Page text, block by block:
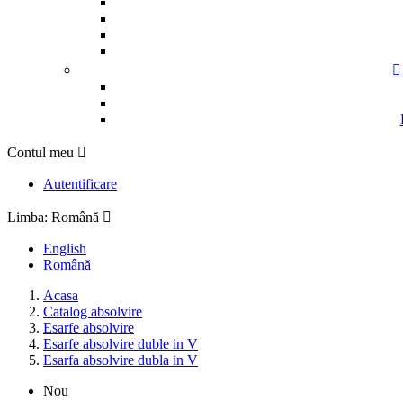

Contul meu 
Autentificare
Limba: Română 
English
Română
Acasa
Catalog absolvire
Esarfe absolvire
Esarfe absolvire duble in V
Esarfa absolvire dubla in V
Nou